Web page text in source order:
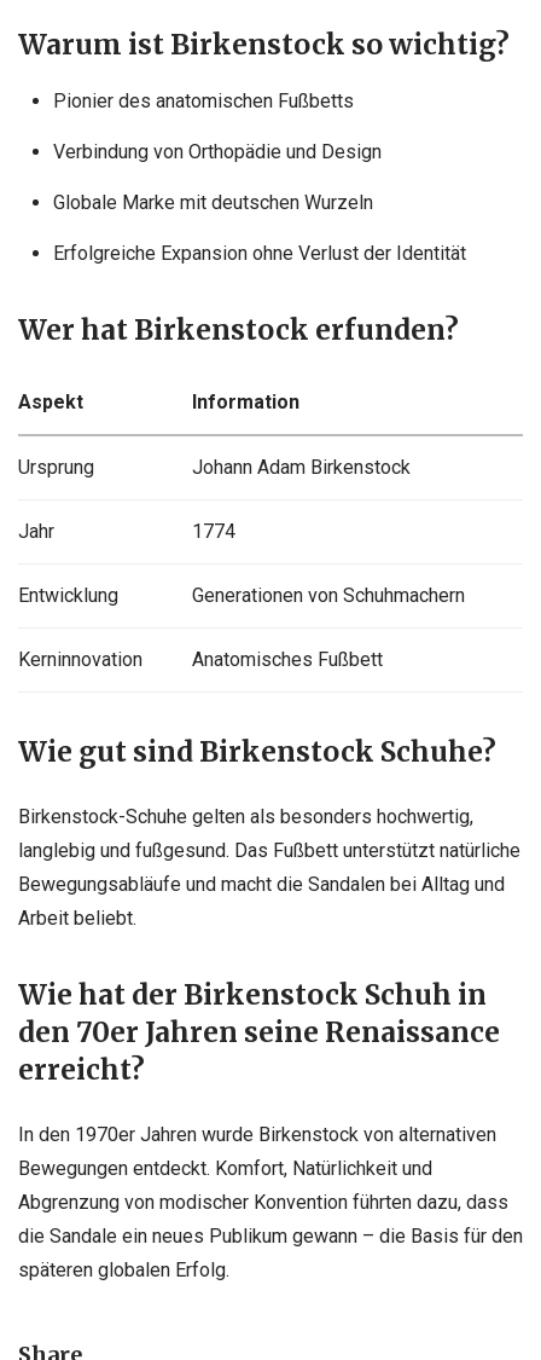
Warum ist Birkenstock so wichtig?
Pionier des anatomischen Fußbetts
Verbindung von Orthopädie und Design
Globale Marke mit deutschen Wurzeln
Erfolgreiche Expansion ohne Verlust der Identität
Wer hat Birkenstock erfunden?
Aspekt Information
Ursprung Johann Adam Birkenstock
Jahr 1774
Entwicklung Generationen von Schuhmachern
Kerninnovation Anatomisches Fußbett
Wie gut sind Birkenstock Schuhe?
Birkenstock-Schuhe gelten als besonders hochwertig,
langlebig und fußgesund. Das Fußbett unterstützt natürliche
Bewegungsabläufe und macht die Sandalen bei Alltag und
Arbeit beliebt.
Wie hat der Birkenstock Schuh in
den 70er Jahren seine Renaissance
erreicht?
In den 1970er Jahren wurde Birkenstock von alternativen
Bewegungen entdeckt. Komfort, Natürlichkeit und
Abgrenzung von modischer Konvention führten dazu, dass
die Sandale ein neues Publikum gewann – die Basis für den
späteren globalen Erfolg.
Share